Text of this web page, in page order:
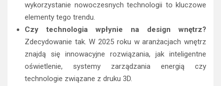
wykorzystanie nowoczesnych technologii to kluczowe
elementy tego trendu.
Czy technologia wpłynie na design wnętrz?
Zdecydowanie tak. W 2025 roku w aranżacjach wnętrz
znajdą się innowacyjne rozwiązania, jak inteligentne
oświetlenie, systemy zarządzania energią czy
technologie związane z druku 3D.